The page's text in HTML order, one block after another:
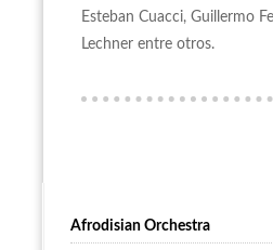
Esteban Cuacci, Guillermo
Lechner entre otros.
Afrodisian Orchestra